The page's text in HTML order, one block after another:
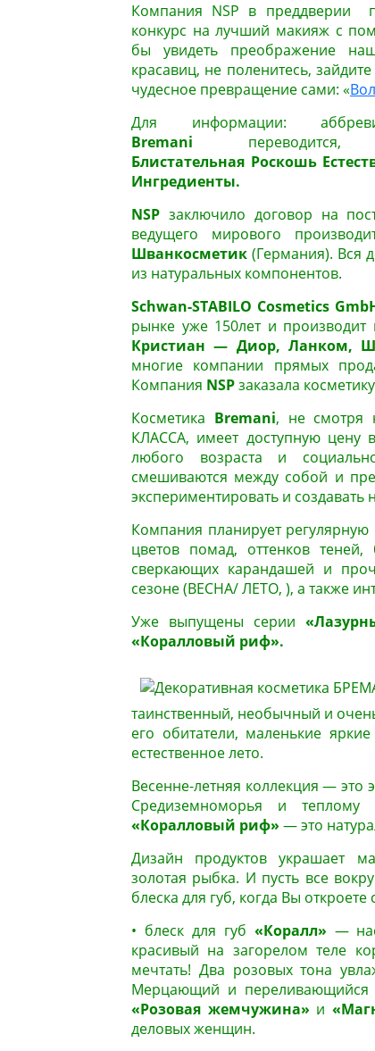
Компания NSP в преддверии
конкурс на лучший макияж с
бы увидеть преображение
красавиц, не поленитесь,
чудесное превращение сами: «
Для информации:
Bremani переводится,
Блистательная Роскошь
Ингредиенты.
NSP заключило договор на
ведущего мирового
Шванкосметик (Германия). Вся
из натуральных компонентов.
Schwan-STABILO Cosmetics
рынке уже 150лет и производит
Кристиан — Диор, Ланком,
многие компании прямых
Компания NSPзаказала косметику
Косметика Bremani, не смотря
КЛАССА, имеет доступную цену
любого возраста и
смешиваются между собой и
экспериментировать и создавать
Компания планирует
цветов помад, оттенков
сверкающих карандашей и
сезоне (ВЕСНА/ ЛЕТО, ), а также
Уже выпущены серии
«Коралловый риф».
таинственный, необычный и
его обитатели, маленькие
естественное лето.
Весенне-летняя коллекция — это
Средиземноморья и теплому
«Коралловый риф» — это
Дизайн продуктов украшает
золотая рыбка. И пусть все
блеска для губ, когда Вы
• блеск для губ «Коралл» —
красивый на загорелом теле
мечтать! Два розовых тона
Мерцающий и
«Розовая жемчужина» и
деловых женщин.